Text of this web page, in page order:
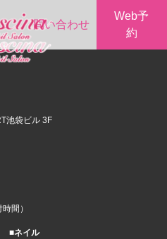
問い合わせ
Web予
約
池袋ビル 3F
間）
■ネイル